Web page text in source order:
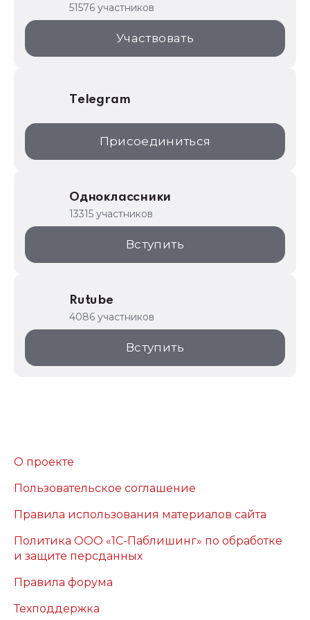
1С:Торговая площадка
51576 участников
Участвовать
Telegram
Присоединиться
Одноклассники
13315 участников
Вступить
Rutube
4086 участников
Вступить
О проекте
Пользовательское соглашение
Правила использования материалов сайта
Политика ООО «1С-Паблишинг» по обработке
и защите персданных
Правила форума
Техподдержка